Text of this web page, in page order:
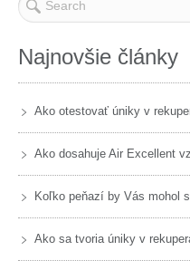
Najnovšie články
Ako otestovať úniky v
Ako dosahuje Air Excellent
Koľko peňazí by Vás mohol
Ako sa tvoria úniky v